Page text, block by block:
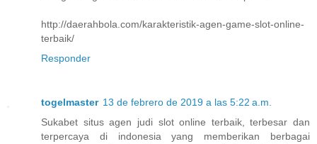
http://daerahbola.com/karakteristik-agen-game-slot-online-
terbaik/
Responder
togelmaster 13 de febrero de 2019 a las 5:22 a.m.
Sukabet situs agen judi slot online terbaik, terbesar dan
terpercaya di indonesia yang memberikan berbagai